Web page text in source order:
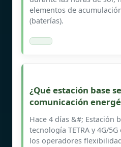
elementos de
(baterías).
¿Qué estación base
comunicación
Hace 4 días &#; Estación
tecnología TETRA y 4G/
los operadores